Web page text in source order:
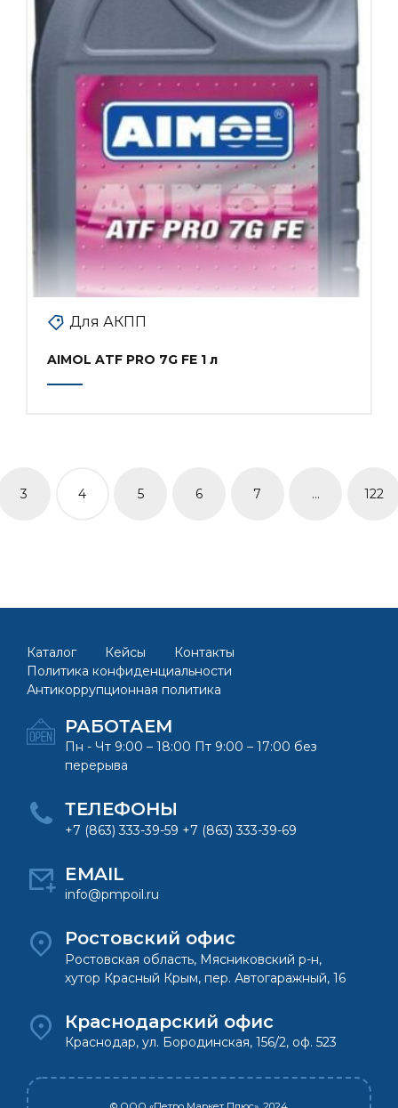
Для АКПП
AIMOL ATF PRO 7G FE 1 л
3 4 5 6 7 … 122
Каталог Кейсы
Контакты
Политика конфиденциальности
Антикоррупционная политика
РАБОТАЕМ
Пн - Чт 9:00 – 18:00 Пт 9:00 – 17:00 без
перерыва
ТЕЛЕФОНЫ
+7 (863) 333-39-59 +7 (863) 333-39-69
EMAIL
info@pmpoil.ru
Ростовский офис
Ростовская область, Мясниковский р-н,
хутор Красный Крым, пер. Автогаражный, 16
Краснодарский офис
Краснодар, ул. Бородинская, 156/2, оф. 523